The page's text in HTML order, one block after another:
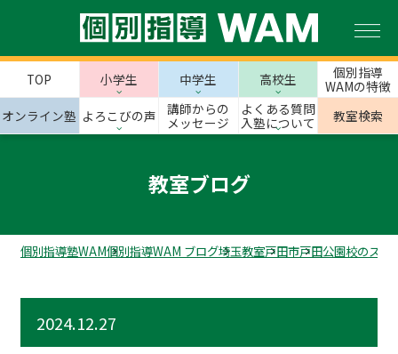
TOP 小学生 中学生 高校生
個別指導
WAMの特徴
オンライン塾 よろこびの声
講師からの
メッセージ
よくある質問
入塾について
教室検索
教室ブログ
個別指導塾WAM個別指導WAM ブログ埼玉教室戸田市戸田公園校のスタ
2024.12.27